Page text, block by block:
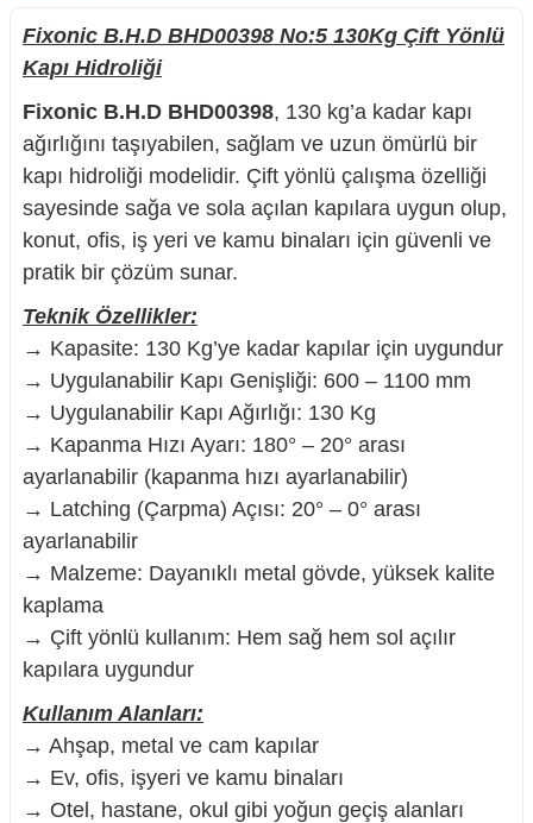
Fixonic B.H.D BHD00398 No:5 130Kg Çift Yönlü
Kapı Hidroliği
Fixonic B.H.D BHD00398, 130 kg’a kadar kapı
ağırlığını taşıyabilen, sağlam ve uzun ömürlü bir
kapı hidroliği modelidir. Çift yönlü çalışma özelliği
sayesinde sağa ve sola açılan kapılara uygun olup,
konut, ofis, iş yeri ve kamu binaları için güvenli ve
pratik bir çözüm sunar.
Teknik Özellikler:
→ Kapasite: 130 Kg’ye kadar kapılar için uygundur
→ Uygulanabilir Kapı Genişliği: 600 – 1100 mm
→ Uygulanabilir Kapı Ağırlığı: 130 Kg
→ Kapanma Hızı Ayarı: 180° – 20° arası
ayarlanabilir (kapanma hızı ayarlanabilir)
→ Latching (Çarpma) Açısı: 20° – 0° arası
ayarlanabilir
→ Malzeme: Dayanıklı metal gövde, yüksek kalite
kaplama
→ Çift yönlü kullanım: Hem sağ hem sol açılır
kapılara uygundur
Kullanım Alanları:
→ Ahşap, metal ve cam kapılar
→ Ev, ofis, işyeri ve kamu binaları
→ Otel, hastane, okul gibi yoğun geçiş alanları